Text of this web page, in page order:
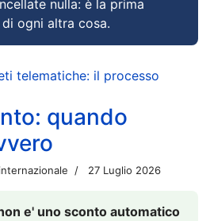
nulla: è la prima
ogni altra cosa.
telematiche: il processo
quando
27 Luglio 2026
e' uno sconto automatico